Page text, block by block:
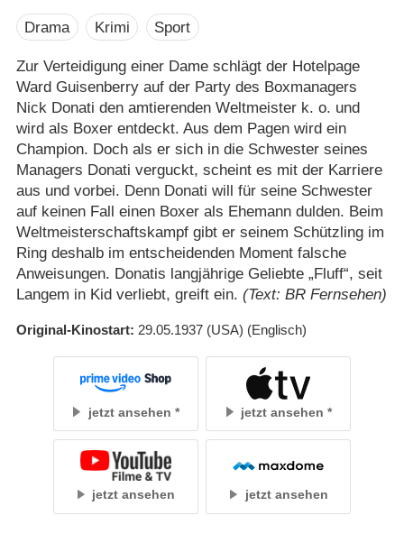
Drama Krimi Sport
Zur Verteidigung einer Dame schlägt der Hotelpage
Ward Guisenberry auf der Party des Boxmanagers
Nick Donati den amtierenden Weltmeister k. o. und
wird als Boxer entdeckt. Aus dem Pagen wird ein
Champion. Doch als er sich in die Schwester seines
Managers Donati verguckt, scheint es mit der Karriere
aus und vorbei. Denn Donati will für seine Schwester
auf keinen Fall einen Boxer als Ehemann dulden. Beim
Weltmeisterschaftskampf gibt er seinem Schützling im
Ring deshalb im entscheidenden Moment falsche
Anweisungen. Donatis langjährige Geliebte „Fluff“, seit
Langem in Kid verliebt, greift ein. (Text: BR Fernsehen)
Original-Kinostart 29.05.1937 (USA) (Englisch)
jetzt ansehen jetzt ansehen
jetzt ansehen jetzt ansehen